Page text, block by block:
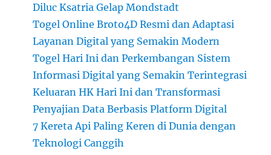
Diluc Ksatria Gelap Mondstadt
Togel Online Broto4D Resmi dan Adaptasi
Layanan Digital yang Semakin Modern
Togel Hari Ini dan Perkembangan Sistem
Informasi Digital yang Semakin Terintegrasi
Keluaran HK Hari Ini dan Transformasi
Penyajian Data Berbasis Platform Digital
7 Kereta Api Paling Keren di Dunia dengan
Teknologi Canggih